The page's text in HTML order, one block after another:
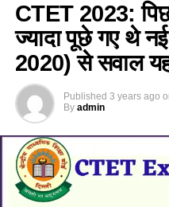
CTET 2023:
ज्यादा पूछे गए थे नई
2020) से सवाल
Published 3 years ago
By admin